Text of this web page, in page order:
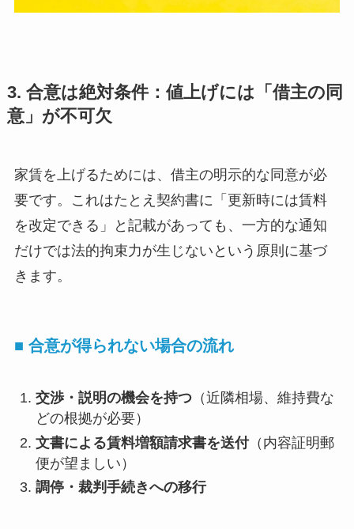
3. 合意は絶対条件：値上げには「借主の同
意」が不可欠
家賃を上げるためには、借主の明示的な同意が必
要です。これはたとえ契約書に「更新時には賃料
を改定できる」と記載があっても、一方的な通知
だけでは法的拘束力が生じないという原則に基づ
きます。
■ 合意が得られない場合の流れ
交渉・説明の機会を持つ（近隣相場、維持費な
どの根拠が必要）
文書による賃料増額請求書を送付（内容証明郵
便が望ましい）
調停・裁判手続きへの移行